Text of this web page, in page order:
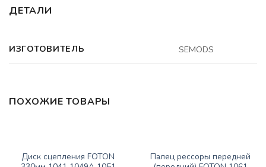
Е3
1041
FOTON
ДЕТАЛИ
ИЗГОТОВИТЕЛЬ SEMODS
ПОХОЖИЕ ТОВАРЫ
Диск сцепления FOTON
Палец рессоры передней